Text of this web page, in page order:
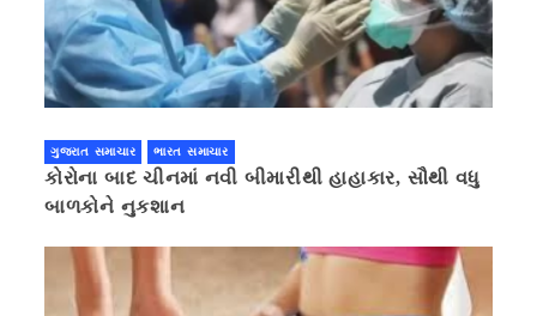
ગુજરાત સમાચાર ભારત સમાચાર
કોરોના બાદ ચીનમાં નવી બીમારીથી હાહાકાર, સૌથી વધુ
બાળકોને નુકશાન